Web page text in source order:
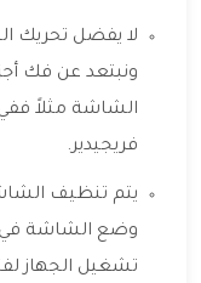
لا يفضل تحريك
ونبتعد عن فك
الشاشة مثلاً ففي
فريجيدير.
يتم تنظيف
وضع الشاشة في
تشغيل الجهاز